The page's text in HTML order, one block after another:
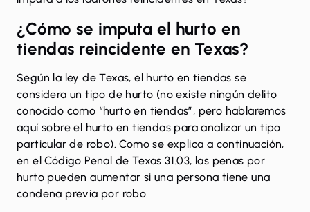
¿Cómo se imputa el hurto en
tiendas reincidente en Texas?
Según la ley de Texas, el hurto en tiendas se
considera un tipo de hurto (no existe ningún delito
conocido como “hurto en tiendas”, pero hablaremos
aquí sobre el hurto en tiendas para analizar un tipo
particular de robo). Como se explica a continuación,
en elCódigo Penal de Texas 31.03, las penas por
hurto pueden aumentar si una persona tiene una
condena previa por robo.